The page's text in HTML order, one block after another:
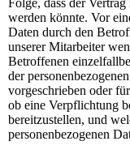
Folge, dass der
werden könnte. Vor
Daten durch den
unserer Mitarbeiter
Betroffenen
der
vorgeschrieben oder
ob eine Verpflichtung
bereitzustellen, und
personenbezogenen